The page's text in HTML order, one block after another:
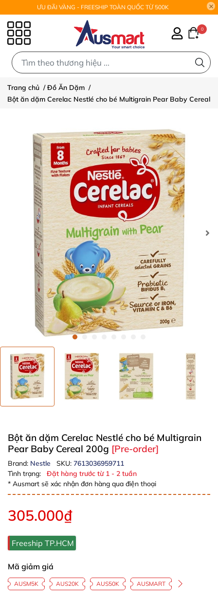
ƯU ĐÃI VÀNG - FREESHIP TOÀN QUỐC TỪ 500K
0
Trang chủ /Đồ Ăn Dặm /
Bột ăn dặm Cerelac Nestlé cho bé Multigrain Pear Baby Cereal
Bột ăn dặm Cerelac Nestlé cho bé Multigrain
Pear Baby Cereal 200g [Pre-order]
Brand: Nestle SKU: 7613036959711
Tình trạng:
Đặt hàng trước từ 1 - 2 tuần
* Ausmart sẽ xác nhận đơn hàng qua điện thoại
305.000₫
Freeship TP.HCM
Mã giảm giá
AUSM5K AUS20K AUS50K AUSMART